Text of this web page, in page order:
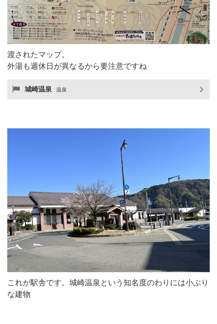
渡されたマップ。
外湯も週休日が異なるから要注意ですね
城崎温泉 温泉
これが駅舎です。城崎温泉という知名度のわりには小ぶり
な建物